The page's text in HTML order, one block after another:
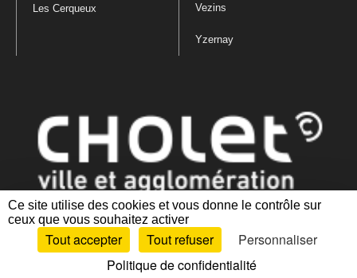
Ce site utilise des cookies et vous donne le contrôle sur
ceux que vous souhaitez activer
Tout accepter Tout refuser
Personnaliser
Politique de confidentialité
Les Cerqueux Vezins
Yzernay
Mentions légales|Politique de confidentialité
des cookies |Plan du site Accessibilité : partiellement conforme